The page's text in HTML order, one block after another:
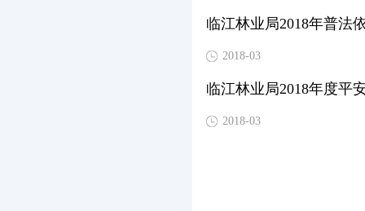
临江林业局2018年普法
2018-03
临江林业局2018年度平
2018-03